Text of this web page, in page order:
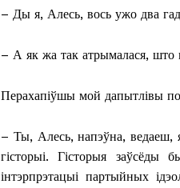
– Ды я, Алесь, вось ужо два
– А як жа так атрымалася, што
Перахапіўшы мой дапытлівы
– Ты, Алесь, напэўна, ведаеш,
гісторыі. Гісторыя заўсёды
інтэрпрэтацыі партыйных